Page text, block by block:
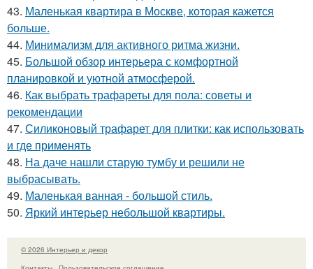
43. Маленькая квартира в Москве, которая кажется
больше.
44. Минимализм для активного ритма жизни.
45. Большой обзор интерьера с комфортной
планировкой и уютной атмосферой.
46. Как выбрать трафареты для пола: советы и
рекомендации
47. Силиконовый трафарет для плитки: как использовать
и где применять
48. На даче нашли старую тумбу и решили не
выбрасывать.
49. Маленькая ванная - большой стиль.
50. Яркий интерьер небольшой квартиры.
© 2026 Интерьер и декор